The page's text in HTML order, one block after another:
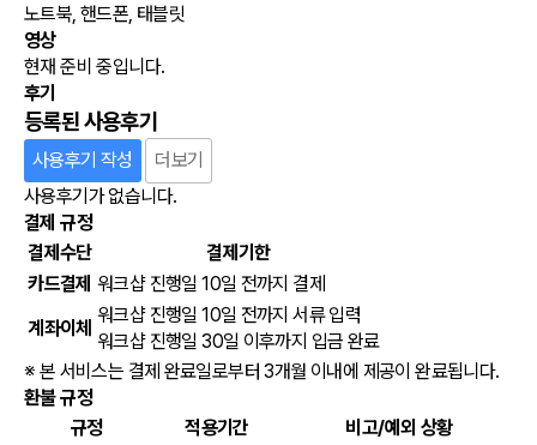
노트북, 핸드폰, 태블릿
영상
현재 준비 중입니다.
후기
등록된 사용후기
사용후기 작성
더보기
사용후기가 없습니다.
결제 규정
결제수단
결제기한
카드결제 워크샵 진행일 10일 전까지 결제
계좌이체
워크샵 진행일 10일 전까지 서류 입력
워크샵 진행일 30일 이후까지 입금 완료
※ 본 서비스는 결제 완료일로부터 3개월 이내에 제공이 완료됩니다.
환불 규정
규정
적용기간
비고/예외 상황